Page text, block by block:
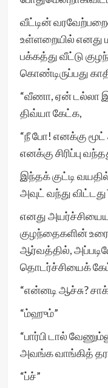
வீட்டின்
உள்ளறையில்
பக்கத்து வீட்டு
கொண்டிருப்பது
“வீணா, ஏன் டல்லா
திவ்யா கேட்க,
“நீ போ! எனக்கு
எனக்கு சிரிப்பு
இந்தக் குட்டி
அவுட் வந்து
எனது
குழந்தைகளின்
ஆர்வத்தில்,
தொடர்ச்சியைக்
“என்னடி ஆச்சு?
“ம்ஹும்”
“பார்பி டால்
அவங்க வாங்கித்
“ப்ச்”